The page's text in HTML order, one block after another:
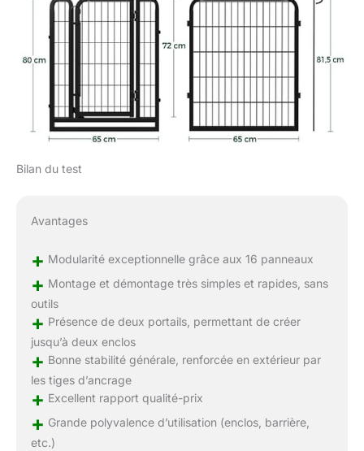
Bilan du test
Avantages
+ Modularité exceptionnelle grâce aux 16 panneaux
+ Montage et démontage très simples et rapides, sans
outils
+ Présence de deux portails, permettant de créer
jusqu’à deux enclos
+ Bonne stabilité générale, renforcée en extérieur par
les tiges d’ancrage
+ Excellent rapport qualité-prix
+ Grande polyvalence d’utilisation (enclos, barrière,
etc.)